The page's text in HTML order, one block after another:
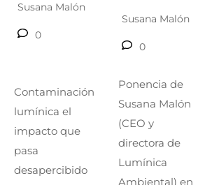
Susana Malón
0
Contaminación
lumínica el
impacto que
pasa
desapercibido
Susana Malón
0
Ponencia de
Susana Malón
(CEO y
directora de
Lumínica
Ambiental) en